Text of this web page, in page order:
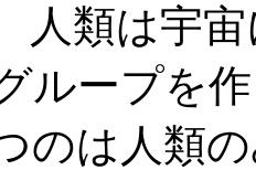
人類は宇
ループを
のは人類